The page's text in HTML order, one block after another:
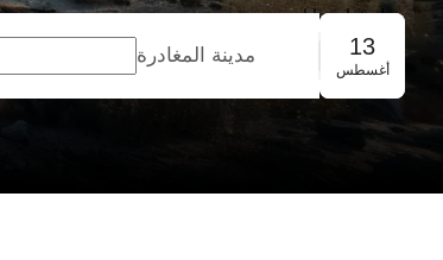
رحلة ذهاب وإياب
الحجز الجماعي
13
أغسطس
مدينة المغادرة